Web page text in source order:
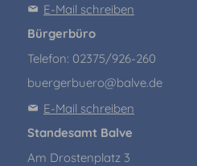
E-Mail schreiben
Bürgerbüro
Telefon: 02375/926-260
buergerbuero@balve.de
E-Mail schreiben
Standesamt Balve
Am Drostenplatz 3